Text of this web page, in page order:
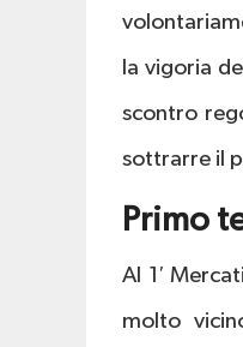
la vigoria
scontro
sottrarre il
Primo
Al 1′
molto